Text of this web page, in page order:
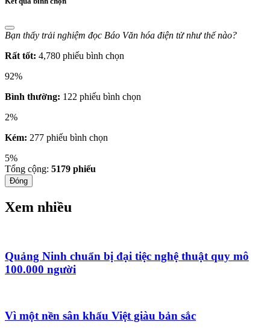
Bạn thấy trải nghiệm đọc Báo Văn hóa điện tử như thế nào?
Rất tốt: 4,780 phiếu bình chọn
92%
Bình thường: 122 phiếu bình chọn
2%
Kém: 277 phiếu bình chọn
5%
Tổng cộng: 5179 phiếu
Đóng
Xem nhiều
Quảng Ninh chuẩn bị đại tiệc nghệ thuật quy mô
100.000 người
Vì một nền sân khấu Việt giàu bản sắc